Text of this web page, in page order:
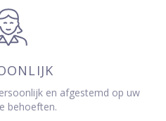
en afgestemd op uw
behoeften.